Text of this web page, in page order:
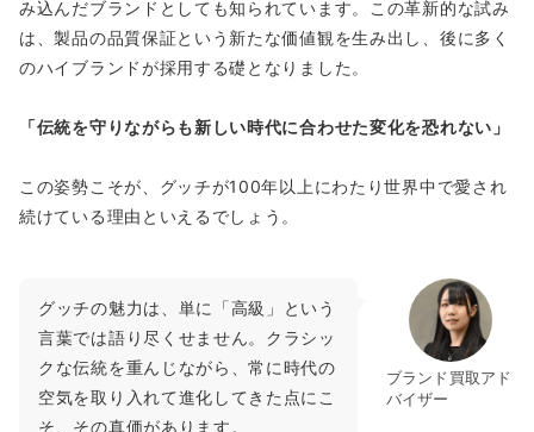
み込んだブランドとしても知られています。この革新的な試み
は、製品の品質保証という新たな価値観を生み出し、後に多く
のハイブランドが採用する礎となりました。
「伝統を守りながらも新しい時代に合わせた変化を恐れない」
この姿勢こそが、グッチが100年以上にわたり世界中で愛され
続けている理由といえるでしょう。
ブランド買取アド
バイザー
グッチの魅力は、単に「高級」という
言葉では語り尽くせません。クラシッ
クな伝統を重んじながら、常に時代の
空気を取り入れて進化してきた点にこ
そ、その真価があります。